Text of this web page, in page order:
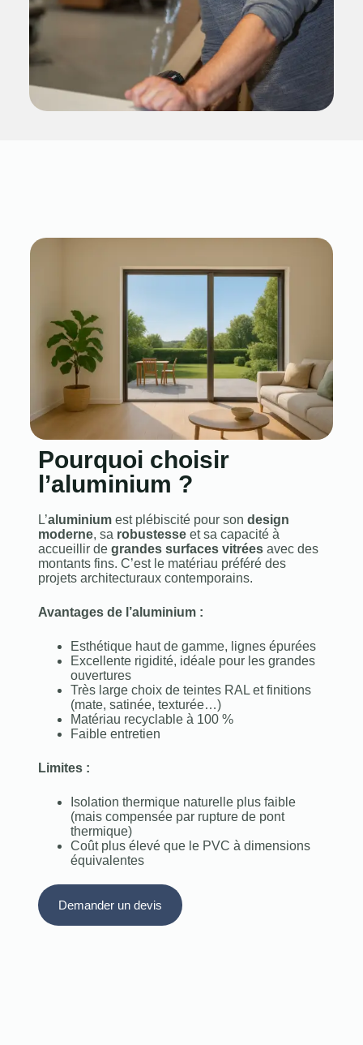
Pourquoi choisir
l’aluminium ?
L’aluminiumest plébiscité pour son design
moderne, sa robustesseet sa capacité à
accueillir de grandes surfaces vitréesavec des
montants fins. C’est le matériau préféré des
projets architecturaux contemporains.
Avantages de l’aluminium :
Esthétique haut de gamme, lignes épurées
Excellente rigidité, idéale pour les grandes
ouvertures
Très large choix de teintes RAL et finitions
(mate, satinée, texturée…)
Matériau recyclable à 100 %
Faible entretien
Limites :
Isolation thermique naturelle plus faible
(mais compensée par rupture de pont
thermique)
Coût plus élevé que le PVC à dimensions
équivalentes
Demander un devis